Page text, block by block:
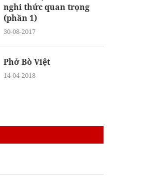
nghi thức quan trọng
(phần 1)
30-08-2017
Phở Bò Việt
14-04-2018